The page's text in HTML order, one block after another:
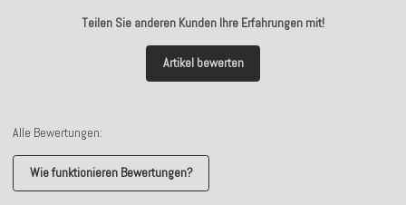
Teilen Sie anderen Kunden Ihre Erfahrungen mit!
Artikel bewerten
Alle Bewertungen:
Wie funktionieren Bewertungen?